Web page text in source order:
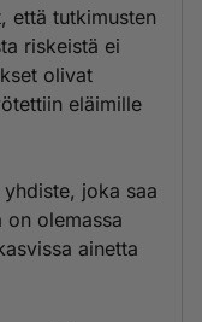
että tutkimusten
riskeistä ei
olivat
eläimille
joka saa
on olemassa
ainetta